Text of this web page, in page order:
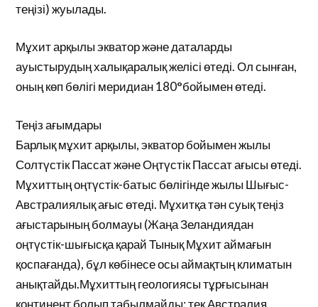
теңізі) жуылады.
Мұхит арқылы экватор және даталарды
ауыстырудың халықаралық желісі өтеді. Ол сынған,
оның көп бөлігі меридиан 180°бойымен өтеді.
Теңіз ағымдары
Барлық мұхит арқылы, экватор бойымен жылы
Солтүстік Пассат және Оңтүстік Пассат ағысы өтеді.
Мұхиттың оңтүстік-батыс бөлігінде жылы Шығыс-
Австралиялық ағыс өтеді. Мұхитқа тән суық теңіз
ағыстарының болмауы (Жаңа Зеландиядан
оңтүстік-шығысқа қарай Тынық Мұхит аймағын
қоспағанда), бұл көбінесе осы аймақтың климатын
анықтайды.Мұхиттың геологиясы тұрғысынан
континент болып табылмайды: тек Австралия,